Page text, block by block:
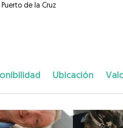
de la Cruz
Ubicación